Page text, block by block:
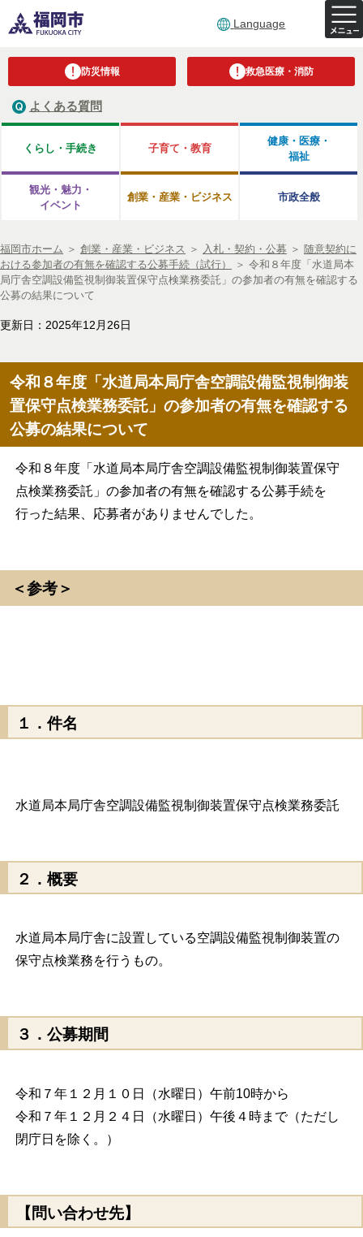
Language
防災情報 救急医療・消防
よくある質問
くらし・手続き 子育て・教育
健康・医療・
福祉
観光・魅力・
イベント
創業・産業・ビジネス 市政全般
福岡市ホーム ＞ 創業・産業・ビジネス ＞ 入札・契約・公募 ＞ 随意契約に
おける参加者の有無を確認する公募手続（試行）
＞ 令和８年度「水道局本
局庁舎空調設備監視制御装置保守点検業務委託」の参加者の有無を確認する
公募の結果について
更新日：2025年12月26日
令和８年度「水道局本局庁舎空調設備監視制御装
置保守点検業務委託」の参加者の有無を確認する
公募の結果について
令和８年度「水道局本局庁舎空調設備監視制御装置保守
点検業務委託」の参加者の有無を確認する公募手続を
行った結果、応募者がありませんでした。
＜参考＞
１．件名
水道局本局庁舎空調設備監視制御装置保守点検業務委託
２．概要
水道局本局庁舎に設置している空調設備監視制御装置の
保守点検業務を行うもの。
３．公募期間
令和７年１２月１０日（水曜日）午前10時から
令和７年１２月２４日（水曜日）午後４時まで（ただし
閉庁日を除く。）
【問い合わせ先】